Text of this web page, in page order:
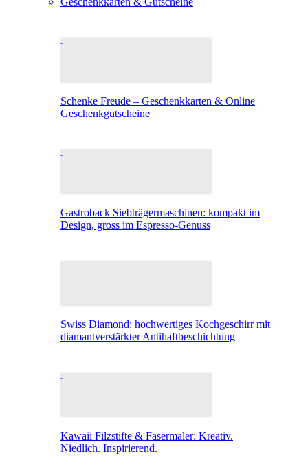
Schenke Freude – Geschenkkarten & Online
Geschenkgutscheine
Gastroback Siebträgermaschinen: kompakt im
Design, gross im Espresso-Genuss
Swiss Diamond: hochwertiges Kochgeschirr mit
diamantverstärkter Antihaftbeschichtung
Kawaii Filzstifte & Fasermaler: Kreativ.
Niedlich. Inspirierend.